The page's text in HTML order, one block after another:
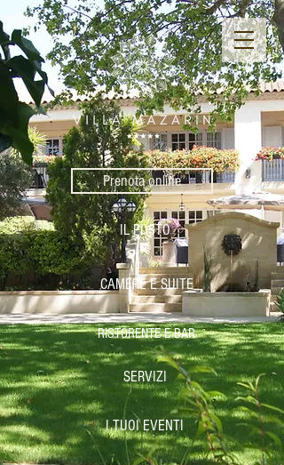
Prenota online
IL POSTO
CAMERE E SUITE
RISTORENTE E BAR
SERVIZI
I TUOI EVENTI